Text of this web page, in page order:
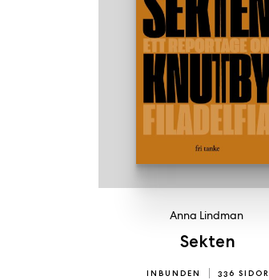
Sekten
Anna Lindman
INBUNDEN 336 SIDOR